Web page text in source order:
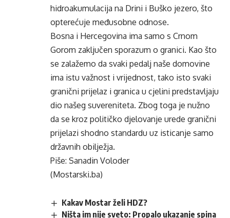
hidroakumulacija na Drini i Buško jezero, što
opterećuje međusobne odnose.
Bosna i Hercegovina ima samo s Crnom
Gorom zaključen sporazum o granici. Kao što
se zalažemo da svaki pedalj naše domovine
ima istu važnost i vrijednost, tako isto svaki
granični prijelaz i granica u cjelini predstavljaju
dio našeg suvereniteta. Zbog toga je nužno
da se kroz političko djelovanje urede granični
prijelazi shodno standardu uz isticanje samo
državnih obilježja.
Piše: Sanadin Voloder
(Mostarski.ba)
Kakav Mostar želi HDZ?
Ništa im nije sveto: Propalo ukazanje spina